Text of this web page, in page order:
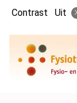
Contrast Uit